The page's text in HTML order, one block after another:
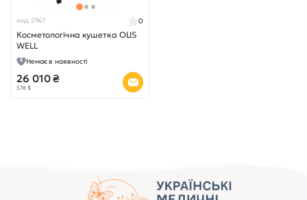
код 2941
Косметологічна кушетка OLIS
WELL
0
Немає в наявності
26 010 ₴
578 $